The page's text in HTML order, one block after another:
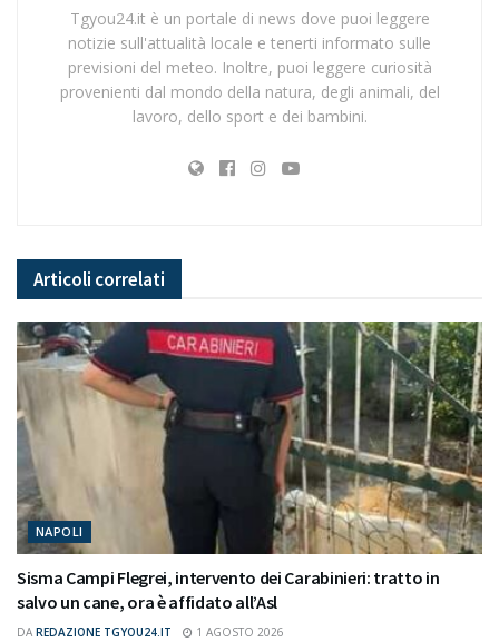
Tgyou24.it è un portale di news dove puoi leggere
notizie sull'attualità locale e tenerti informato sulle
previsioni del meteo. Inoltre, puoi leggere curiosità
provenienti dal mondo della natura, degli animali, del
lavoro, dello sport e dei bambini.
Articoli correlati
NAPOLI
Sisma Campi Flegrei, intervento dei Carabinieri: tratto in
salvo un cane, ora è affidato all’Asl
DA REDAZIONE TGYOU24.IT 1 AGOSTO 2026